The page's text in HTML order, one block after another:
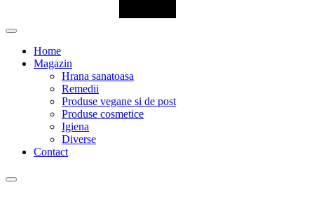
Home
Magazin
Hrana sanatoasa
Remedii
Produse vegane si de post
Produse cosmetice
Igiena
Diverse
Contact